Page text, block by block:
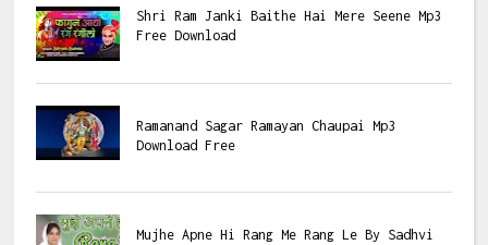
Shri Ram Janki Baithe Hai Mere Seene Mp3
Free Download
Ramanand Sagar Ramayan Chaupai Mp3
Download Free
Mujhe Apne Hi Rang Me Rang Le By Sadhvi